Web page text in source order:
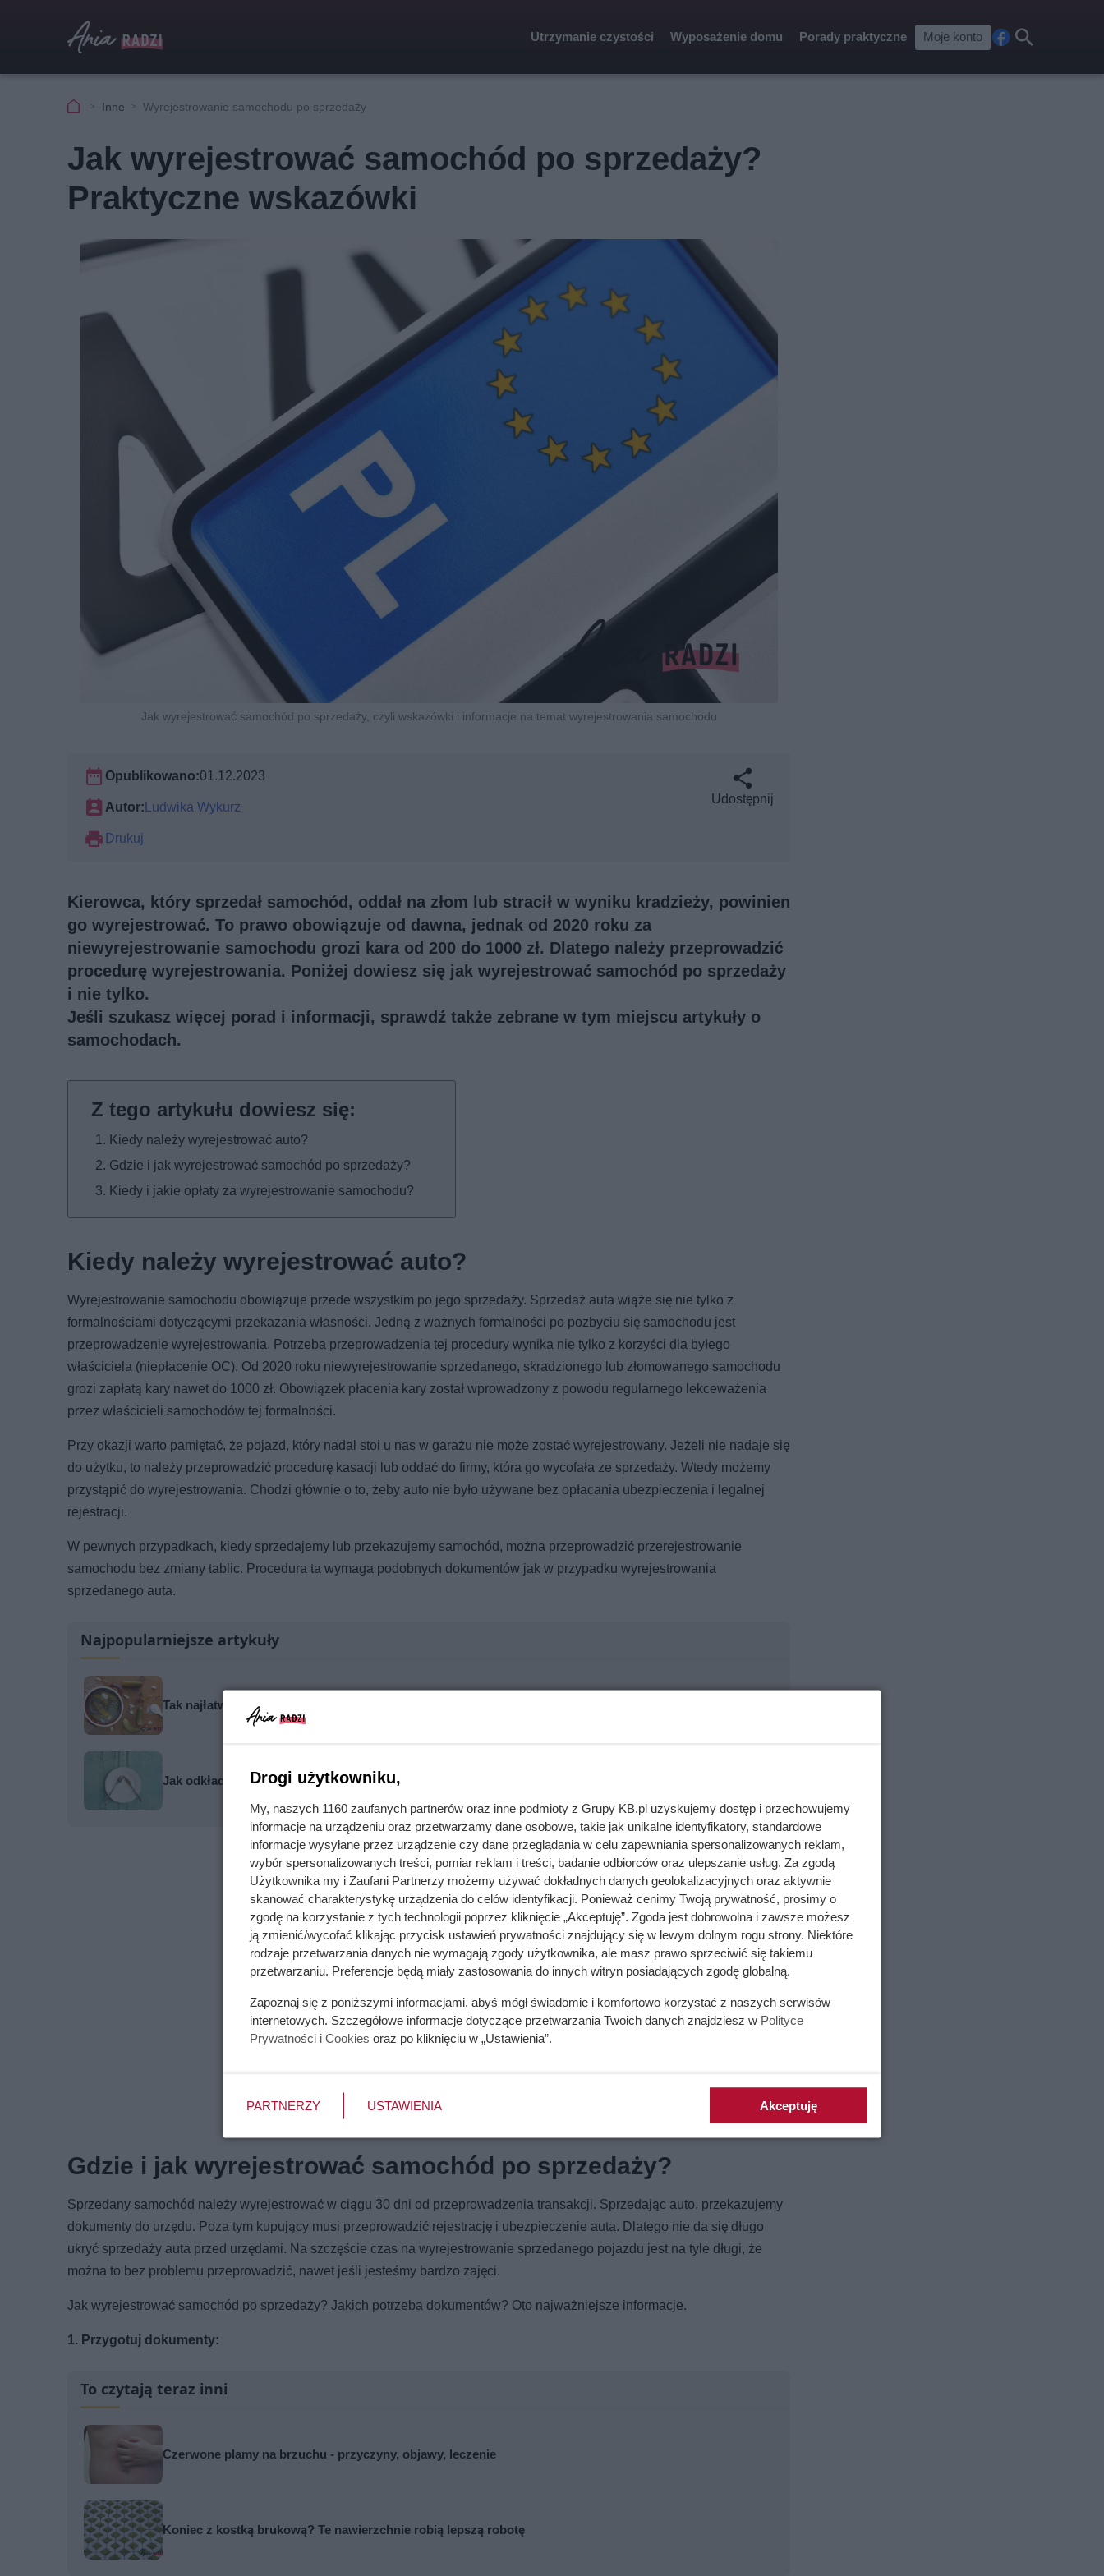
Utrzymanie czystości Wyposażenie domu Porady praktyczne Moje konto
cebkaj
Inne Wyrejestrowanie samochodu po sprzedaży
Jak wyrejestrować samochód po sprzedaży?
Praktyczne wskazówki
Jak wyrejestrować samochód po sprzedaży, czyli wskazówki i informacje na temat wyrejestrowania samochodu
Opublikowano:01.12.2023
Autor:Ludwika Wykurz
Drukuj
Udostępnij
Kierowca, który sprzedał samochód, oddał na złom lub stracił w wyniku kradzieży, powinien
go wyrejestrować. To prawo obowiązuje od dawna, jednak od 2020 roku za
niewyrejestrowanie samochodu grozi kara od 200 do 1000 zł. Dlatego należy przeprowadzić
procedurę wyrejestrowania. Poniżej dowiesz się jak wyrejestrować samochód po sprzedaży
i nie tylko.
Jeśli szukasz więcej porad i informacji, sprawdź także zebrane w tym miejscu artykuły o
samochodach.
Kiedy należy wyrejestrować auto?
Gdzie i jak wyrejestrować samochód po sprzedaży?
Kiedy i jakie opłaty za wyrejestrowanie samochodu?
Kiedy należy wyrejestrować auto?
Wyrejestrowanie samochodu obowiązuje przede wszystkim po jego sprzedaży. Sprzedaż auta wiąże się nie tylko z
formalnościami dotyczącymi przekazania własności. Jedną z ważnych formalności po pozbyciu się samochodu jest
przeprowadzenie wyrejestrowania. Potrzeba przeprowadzenia tej procedury wynika nie tylko z korzyści dla byłego
właściciela (niepłacenie OC). Od 2020 roku niewyrejestrowanie sprzedanego, skradzionego lub złomowanego samochodu
grozi zapłatą kary nawet do 1000 zł. Obowiązek płacenia kary został wprowadzony z powodu regularnego lekceważenia
przez właścicieli samochodów tej formalności.
Przy okazji warto pamiętać, że pojazd, który nadal stoi u nas w garażu nie może zostać wyrejestrowany. Jeżeli nie nadaje się
do użytku, to należy przeprowadzić procedurę kasacji lub oddać do firmy, która go wycofała ze sprzedaży. Wtedy możemy
przystąpić do wyrejestrowania. Chodzi głównie o to, żeby auto nie było używane bez opłacania ubezpieczenia i legalnej
rejestracji.
W pewnych przypadkach, kiedy sprzedajemy lub przekazujemy samochód, można przeprowadzić przerejestrowanie
samochodu bez zmiany tablic. Procedura ta wymaga podobnych dokumentów jak w przypadku wyrejestrowania
sprzedanego auta.
Najpopularniejsze artykuły
Tak najłatwiej zepsuć ogórki kiszone. Przez ten błąd tracą chrupkość
Jak odkładać sztućce po posiłku - poznaj zasady savoir vivre
Gdzie i jak wyrejestrować samochód po sprzedaży?
Sprzedany samochód należy wyrejestrować w ciągu 30 dni od przeprowadzenia transakcji. Sprzedając auto, przekazujemy
dokumenty do urzędu. Poza tym kupujący musi przeprowadzić rejestrację i ubezpieczenie auta. Dlatego nie da się długo
ukryć sprzedaży auta przed urzędami. Na szczęście czas na wyrejestrowanie sprzedanego pojazdu jest na tyle długi, że
można to bez problemu przeprowadzić, nawet jeśli jesteśmy bardzo zajęci.
Jak wyrejestrować samochód po sprzedaży? Jakich potrzeba dokumentów? Oto najważniejsze informacje.
1. Przygotuj dokumenty:
To czytają teraz inni
Czerwone plamy na brzuchu - przyczyny, objawy, leczenie
Koniec z kostką brukową? Te nawierzchnie robią lepszą robotę
Drogi użytkowniku,
My, naszych 1160 zaufanych partnerów oraz inne podmioty z Grupy KB.pl uzyskujemy dostęp i przechowujemy
informacje na urządzeniu oraz przetwarzamy dane osobowe, takie jak unikalne identyfikatory, standardowe
informacje wysyłane przez urządzenie czy dane przeglądania w celu zapewniania spersonalizowanych reklam,
wybór spersonalizowanych treści, pomiar reklam i treści, badanie odbiorców oraz ulepszanie usług. Za zgodą
Użytkownika my i Zaufani Partnerzy możemy używać dokładnych danych geolokalizacyjnych oraz aktywnie
skanować charakterystykę urządzenia do celów identyfikacji. Ponieważ cenimy Twoją prywatność, prosimy o
zgodę na korzystanie z tych technologii poprzez kliknięcie „Akceptuję”. Zgoda jest dobrowolna i zawsze możesz
ją zmienić/wycofać klikając przycisk ustawień prywatności znajdujący się w lewym dolnym rogu strony. Niektóre
rodzaje przetwarzania danych nie wymagają zgody użytkownika, ale masz prawo sprzeciwić się takiemu
przetwarzaniu. Preferencje będą miały zastosowania do innych witryn posiadających zgodę globalną.
Zapoznaj się z poniższymi informacjami, abyś mógł świadomie i komfortowo korzystać z naszych serwisów
internetowych. Szczegółowe informacje dotyczące przetwarzania Twoich danych znajdziesz w Polityce
Prywatności i Cookies oraz po kliknięciu w „Ustawienia”.
PARTNERZY USTAWIENIA Akceptuję